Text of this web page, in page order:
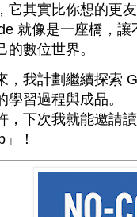
它其實比你想的更友
就像是一座橋，
的數位世界。
，我計劃繼續探索
學習過程與成品。
，下次我就能邀請
！